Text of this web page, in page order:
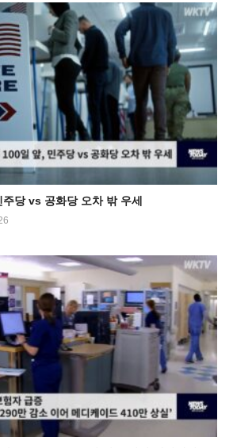
당 vs 공화당 오차 밖 우세